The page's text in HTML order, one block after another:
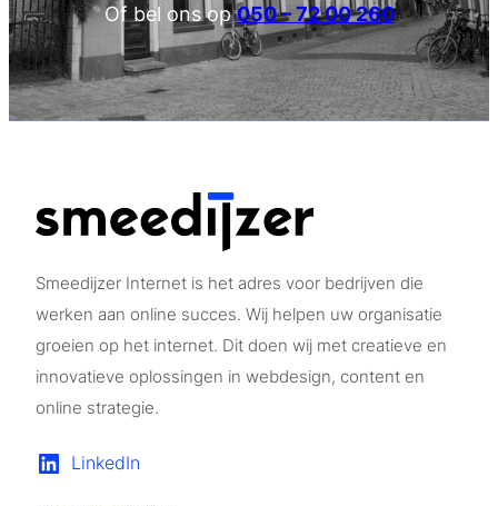
Of bel ons op050 – 72 00 260
Smeedijzer Internet is het adres voor bedrijven die
werken aan online succes. Wij helpen uw organisatie
groeien op het internet. Dit doen wij met creatieve en
innovatieve oplossingen in webdesign, content en
online strategie.
LinkedIn